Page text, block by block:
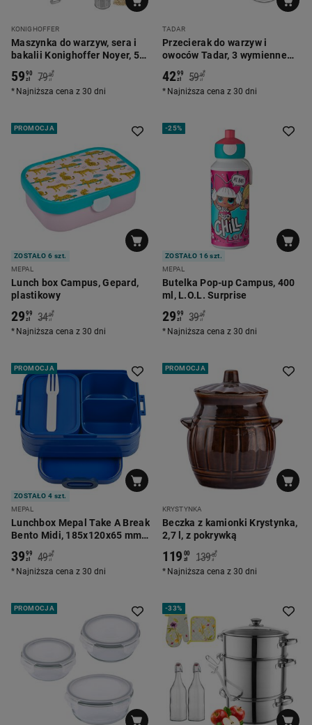
KONIGHOFFER
Maszynka do warzyw, sera i
bakalii Konighoffer Noyer, 5
ostrzy, biała
5990
zł 79 90
zł
*
Najniższa cena z 30 dni
TADAR
Przecierak do warzyw i
owoców Tadar, 3 wymienne
ostrza, stal nierdzewna
4299
zł 59 90
zł
*
Najniższa cena z 30 dni
PROMOCJA
ZOSTAŁO 6 szt.
MEPAL
Lunch box Campus, Gepard,
plastikowy
2999
zł 34 99
zł
*
Najniższa cena z 30 dni
-25%
ZOSTAŁO 16 szt.
MEPAL
Butelka Pop-up Campus, 400
ml, L.O.L. Surprise
2999
zł 39 99
zł
*
Najniższa cena z 30 dni
PROMOCJA
ZOSTAŁO 4 szt.
MEPAL
Lunchbox Mepal Take A Break
Bento Midi, 185x120x65 mm,
niebieski
3999
zł 49 99
zł
*
Najniższa cena z 30 dni
PROMOCJA
KRYSTYNKA
Beczka z kamionki Krystynka,
2,7 l, z pokrywką
119 00
zł 139 00
zł
*
Najniższa cena z 30 dni
PROMOCJA -33%